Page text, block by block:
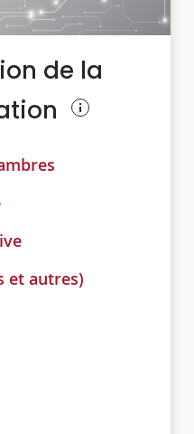
de la
et autres)